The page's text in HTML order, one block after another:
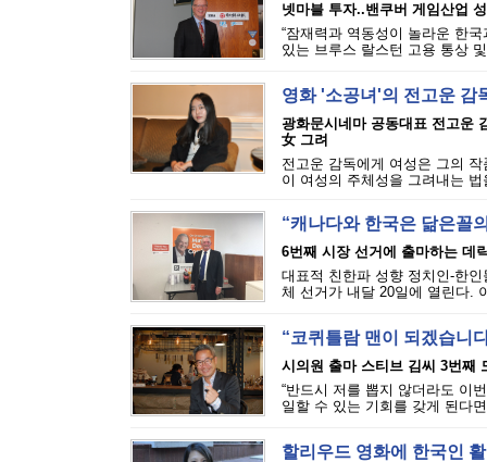
넷마블 투자..밴쿠버 게임산업
“잠재력과 역동성이 놀라운 한
있는 브루스 랄스턴 고용 통상
영화 '소공녀'의 전고운 감
광화문시네마 공동대표 전고운
女 그려
전고운 감독에게 여성은 그의
이 여성의 주체성을 그려내는
“캐나다와 한국은 닮은꼴
6번째 시장 선거에 출마하는 데
대표적 친한파 성향 정치인-한
체 선거가 내달 20일에 열린다.
“코퀴틀람 맨이 되겠습니
시의원 출마 스티브 김씨 3번째
“반드시 저를 뽑지 않더라도 이
일할 수 있는 기회를 갖게 된다
할리우드 영화에 한국인